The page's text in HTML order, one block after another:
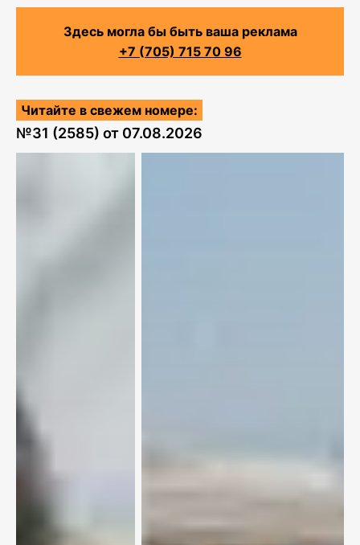
Здесь могла бы быть ваша реклама
+7 (705) 715 70 96
Читайте в свежем номере:
№31 (2585) от 07.08.2026